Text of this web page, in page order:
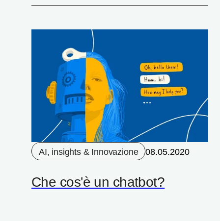
AI, insights & Innovazione 08.05.2020
Che cos'è un chatbot?